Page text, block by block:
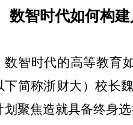
数智时代如何构
数智时代的高等教育
下简称浙财大）校长
划聚焦造就具备终身